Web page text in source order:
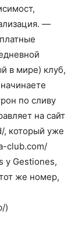
—
в мире) клуб,
по сливу
на сайт
, который уже
club.com/
y Gestiones,
же номер,
)